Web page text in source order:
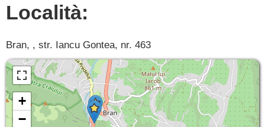
Località:
Bran, , str. Iancu Gontea, nr. 463
+
−